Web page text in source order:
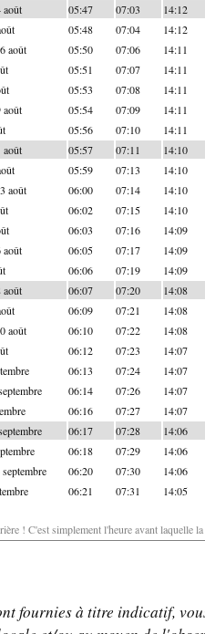
août 05:47 07:03 14:12
05:48 07:04 14:12
août 05:50 07:06 14:11
05:51 07:07 14:11
05:53 07:08 14:11
août 05:54 07:09 14:11
05:56 07:10 14:11
août 05:57 07:11 14:10
05:59 07:13 14:10
août 06:00 07:14 14:10
06:02 07:15 14:10
06:03 07:16 14:09
août 06:05 07:17 14:09
06:06 07:19 14:09
août 06:07 07:20 14:08
06:09 07:21 14:08
août 06:10 07:22 14:08
06:12 07:23 14:07
06:13 07:24 14:07
06:14 07:26 14:07
06:16 07:27 14:07
06:17 07:28 14:06
06:18 07:29 14:06
06:20 07:30 14:06
06:21 07:31 14:05
! C'est simplement l'heure avant laquelle
fournies à titre indicatif,